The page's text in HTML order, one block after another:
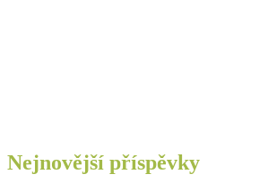
Nejnovější příspěvky